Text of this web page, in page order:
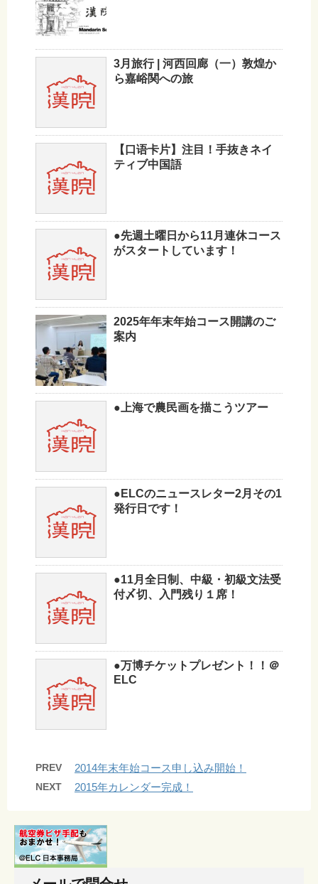
3月旅行 | 河西回廊（一）敦煌か
ら嘉峪関への旅
【口语卡片】注目！手抜きネイ
ティブ中国語
●先週土曜日から11月連休コース
がスタートしています！
2025年年末年始コース開講のご
案内
●上海で農民画を描こうツアー
●ELCのニュースレター2月その1
発行日です！
●11月全日制、中級・初級文法受
付〆切、入門残り１席！
●万博チケットプレゼント！！＠
ELC
PREV 2014年末年始コース申し込み開始！
NEXT 2015年カレンダー完成！